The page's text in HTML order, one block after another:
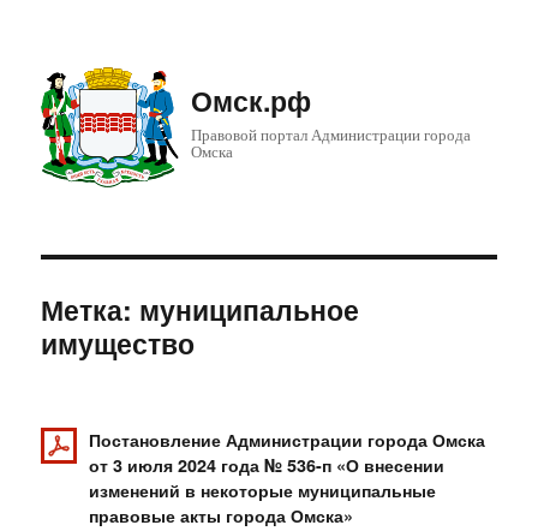
Омск.рф
Правовой портал Администрации города
Омска
Метка: муниципальное
имущество
Постановление Администрации города Омска
от 3 июля 2024 года № 536-п «О внесении
изменений в некоторые муниципальные
правовые акты города Омска»